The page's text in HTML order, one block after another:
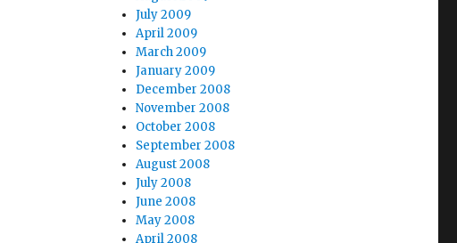
July 2009
April 2009
March 2009
January 2009
December 2008
November 2008
October 2008
September 2008
August 2008
July 2008
June 2008
May 2008
April 2008